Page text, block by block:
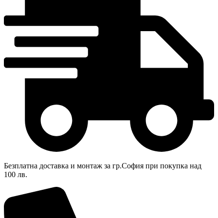
Безплатна доставка и монтаж за гр.София при покупка над
100 лв.